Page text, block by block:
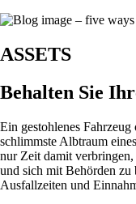
ASSETS
Behalten Sie
Ein gestohlenes
schlimmste Albtraum
nur Zeit damit verbringen,
und sich mit Behörden zu
Ausfallzeiten und